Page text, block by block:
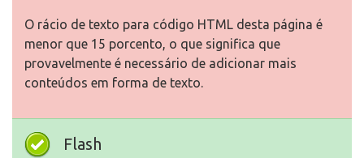
O rácio de texto para código HTML desta página é
menor que 15 porcento, o que significa que
provavelmente é necessário de adicionar mais
conteúdos em forma de texto.
Flash